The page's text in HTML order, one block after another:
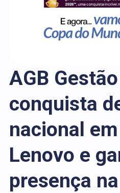
AGB
conquista
nacional
Lenovo e
presença